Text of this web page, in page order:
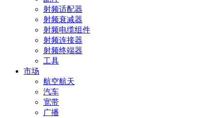
射频适配器
射频衰减器
射频电缆组件
射频连接器
射频终端器
工具
市场
航空航天
汽车
宽带
广播